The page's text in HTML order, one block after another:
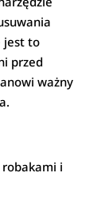
jest to
przed
ważny
i